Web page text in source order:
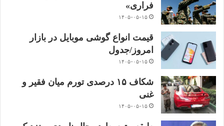
فراری»
۱۴۰۵-۰۵-۱۵
قیمت انواع گوشی موبایل در بازار
امروز/جدول
۱۴۰۵-۰۵-۱۵
شکاف ۱۵ درصدی تورم میان فقیر و
غنی
۱۴۰۵-۰۵-۱۵